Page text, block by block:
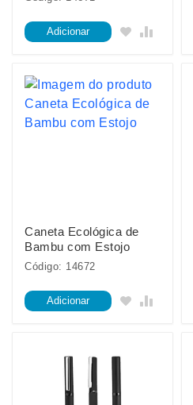
Adicionar
Caneta Ecológica de
Bambu com Estojo
Código: 14672
Adicionar